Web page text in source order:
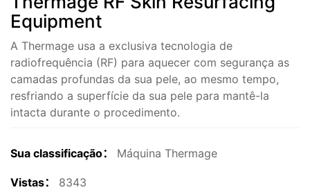
Equipment
A Thermage usa a exclusiva tecnologia de
radiofrequência (RF) para aquecer com segurança as
camadas profundas da sua pele, ao mesmo tempo,
resfriando a superfície da sua pele para mantê-la
intacta durante o procedimento.
Sua classificação： Máquina Thermage
Vistas： 8343